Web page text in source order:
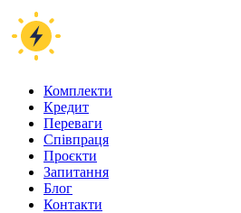
Комплекти
Кредит
Переваги
Співпраця
Проєкти
Запитання
Блог
Контакти